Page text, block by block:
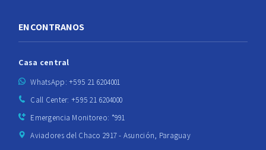
ENCONTRANOS
Casa central
WhatsApp: +595 21 6204001
Call Center: +595 21 6204000
Emergencia Monitoreo: *991
Aviadores del Chaco 2917 - Asunción, Paraguay